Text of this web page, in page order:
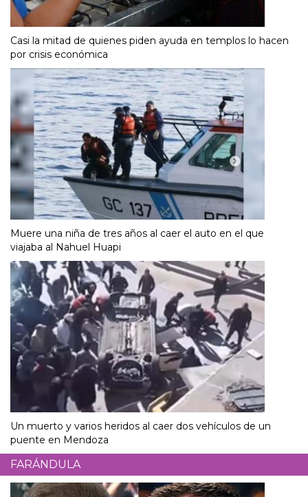
Casi la mitad de quienes piden ayuda en templos lo hacen
por crisis económica
Muere una niña de tres años al caer el auto en el que
viajaba al Nahuel Huapi
Un muerto y varios heridos al caer dos vehículos de un
puente en Mendoza
FARÁNDULA